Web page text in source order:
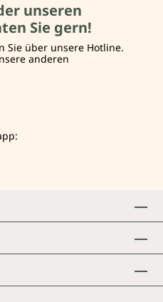
unseren
Sie gern!
Sie über unsere Hotline.
anderen